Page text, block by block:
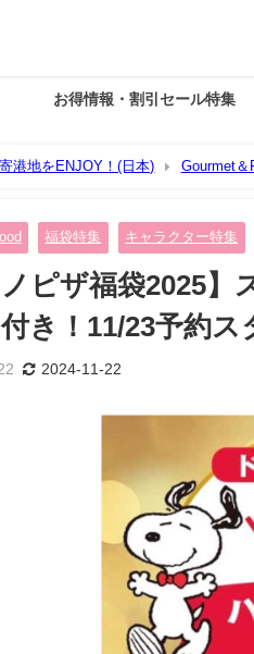
お得情報・割引セール特集
寄港地をENJOY！(日本) Gourmet＆
福袋特集 キャラクター特集
ノピザ福袋2025
き！11/23予約ス
2024-11-22